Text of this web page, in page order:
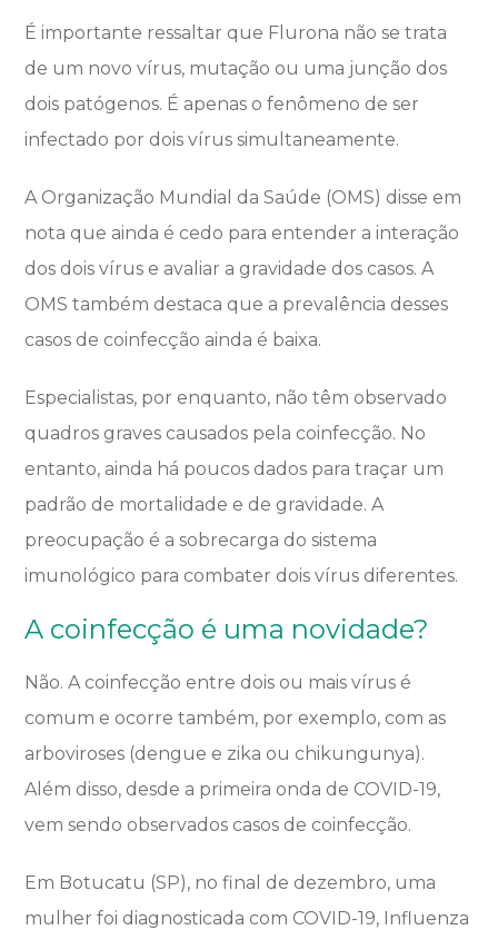
É importante ressaltar que Flurona não se trata
de um novo vírus, mutação ou uma junção dos
dois patógenos. É apenas o fenômeno de ser
infectado por dois vírus simultaneamente.
A Organização Mundial da Saúde (OMS) disse em
nota que ainda é cedo para entender a interação
dos dois vírus e avaliar a gravidade dos casos. A
OMS também destaca que a prevalência desses
casos de coinfecção ainda é baixa.
Especialistas, por enquanto, não têm observado
quadros graves causados pela coinfecção. No
entanto, ainda há poucos dados para traçar um
padrão de mortalidade e de gravidade. A
preocupação é a sobrecarga do sistema
imunológico para combater dois vírus diferentes.
A coinfecção é uma novidade?
Não. A coinfecção entre dois ou mais vírus é
comum e ocorre também, por exemplo, com as
arboviroses (dengue e zika ou chikungunya).
Além disso, desde a primeira onda de COVID-19,
vem sendo observados casos de coinfecção.
Em Botucatu (SP), no final de dezembro, uma
mulher foi diagnosticada com COVID-19, Influenza